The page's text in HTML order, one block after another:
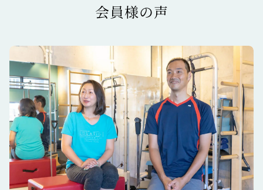
会員様の声